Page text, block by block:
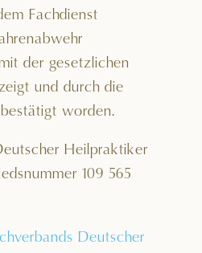
Fachdienst
der gesetzlichen
und durch die
worden.
Heilpraktiker
109 565
Deutscher